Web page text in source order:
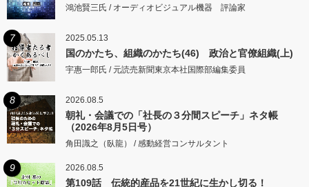
鴻池賢三氏 / オーディオビジュアル機器 評論家
7 2025.05.13
国のかたち、組織のかたち(46) 政治と官僚組織(上)
宇惠一郎氏 / 元読売新聞東京本社国際部編集委員
8 2026.08.5
朝礼・会議での「社長の３分間スピーチ」ネタ帳
（2026年8月5日号）
角田識之（臥龍） / 感動経営コンサルタント
9 2026.08.5
第109話 伝統的産品を21世紀に生かし切る！